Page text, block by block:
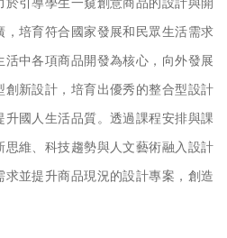
培育符合國家發展和民眾生活需求
活中各項商品開發為核心，向外發展
創新設計，培育出優秀的整合型設計
升國人生活品質。透過課程安排與課
維、科技趨勢與人文藝術融入設計
並提升商品現況的設計專案，創造